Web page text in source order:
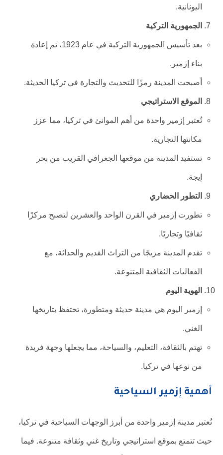
اليونانية.
الجمهورية التركية
بعد تأسيس الجمهورية التركية في عام 1923، تم إعادة
بناء إزمير.
أصبحت المدينة رمزًا للتحديث والتجارة في تركيا الحديثة.
الموقع الاستراتيجي
تُعتبر إزمير واحدة من أهم الموانئ في تركيا، مما عزز
مكانتها التجارية.
تستفيد المدينة من موقعها الجغرافي القريب من بحر
إيجة.
التطور الحضاري
تطورت إزمير في القرن الواحد والعشرين لتصبح مركزًا
ثقافيًا وتجاريًا.
تقدم المدينة مزيجًا من التراث القديم والحداثة، مع
الفعاليات الثقافية المتنوعة.
الهوية اليوم
إزمير اليوم هي مدينة حديثة ومتطورة، تحتفظ بتاريخها
الغني.
تهتم بالثقافة، التعليم، والسياحة، مما يجعلها وجهة فريدة
من نوعها في تركيا.
أهمية إزمير السياحية
تُعتبر مدينة إزمير واحدة من أبرز الوجهات السياحية في تركيا،
حيث تتمتع بموقع استراتيجي وتاريخ غني وثقافة متنوعة. فيما